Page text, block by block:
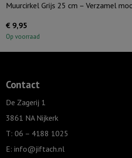
Muurcirkel Grijs 25 cm – Verzamel
€ 9,95
Op voorraad
Contact
De Zagerij 1
3861 NA Nijkerk
T: 06 – 4188 1025
E: info@jiftach.nl